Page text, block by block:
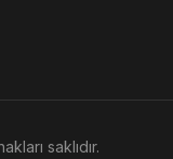
saklıdır.